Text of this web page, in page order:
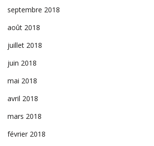
septembre 2018
août 2018
juillet 2018
juin 2018
mai 2018
avril 2018
mars 2018
février 2018